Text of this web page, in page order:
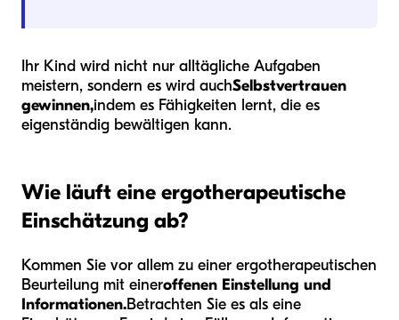
Ihr Kind wird nicht nur alltägliche Aufgaben
meistern, sondern es wird auchSelbstvertrauen
gewinnen,indem es Fähigkeiten lernt, die es
eigenständig bewältigen kann.
Wie läuft eine ergotherapeutische
Einschätzung ab?
Kommen Sie vor allem zu einer ergotherapeutischen
Beurteilung mit eineroffenen Einstellung und
Informationen.Betrachten Sie es als eine